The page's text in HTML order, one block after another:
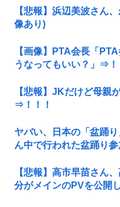
【悲報】浜辺美波さん
像あり)
【画像】PTA会長「
うなってもいい？」⇒！
【悲報】JKだけど母親
⇒！！！
ヤバい、日本の「盆踊
ん中で行われた盆踊り
【悲報】高市早苗さん
分がメインのPVを公開